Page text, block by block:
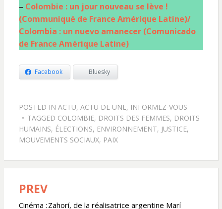
– Colombie : un jour nouveau se lève !
(Communiqué de France Amérique Latine)/
Colombia : un nuevo amanecer (Comunicado
de France Amérique Latine)
Facebook Bluesky
POSTED IN ACTU, ACTU DE UNE, INFORMEZ-VOUS
TAGGED COLOMBIE, DROITS DES FEMMES, DROITS
HUMAINS, ÉLECTIONS, ENVIRONNEMENT, JUSTICE,
MOUVEMENTS SOCIAUX, PAIX
Navigation
PREV
Cinéma : Zahorí, de la réalisatrice argentine Marí